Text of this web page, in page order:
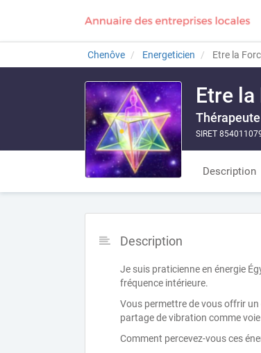
Chenôve Energeticien Etre la
Etre la
SIRET
Description
Description
Je suis praticienne en énergie
fréquence intérieure.
Vous permettre de vous offrir
partage de vibration comme
Comment percevez-vous ces